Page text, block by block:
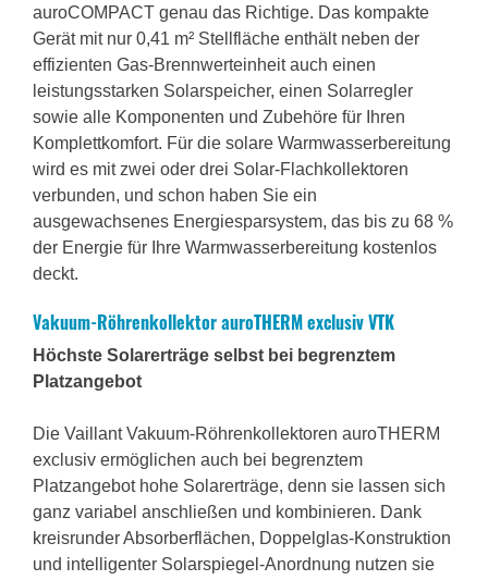
auroCOMPACT genau das Richtige. Das kompakte
Gerät mit nur 0,41 m² Stellfläche enthält neben der
effizienten Gas-Brennwerteinheit auch einen
leistungsstarken Solarspeicher, einen Solarregler
sowie alle Komponenten und Zubehöre für Ihren
Komplettkomfort. Für die solare Warmwasserbereitung
wird es mit zwei oder drei Solar-Flachkollektoren
verbunden, und schon haben Sie ein
ausgewachsenes Energiesparsystem, das bis zu 68 %
der Energie für Ihre Warmwasserbereitung kostenlos
deckt.
Vakuum-Röhrenkollektor auroTHERM exclusiv VTK
Höchste Solarerträge selbst bei begrenztem
Platzangebot
Die Vaillant Vakuum-Röhrenkollektoren auroTHERM
exclusiv ermöglichen auch bei begrenztem
Platzangebot hohe Solarerträge, denn sie lassen sich
ganz variabel anschließen und kombinieren. Dank
kreisrunder Absorberflächen, Doppelglas-Konstruktion
und intelligenter Solarspiegel-Anordnung nutzen sie